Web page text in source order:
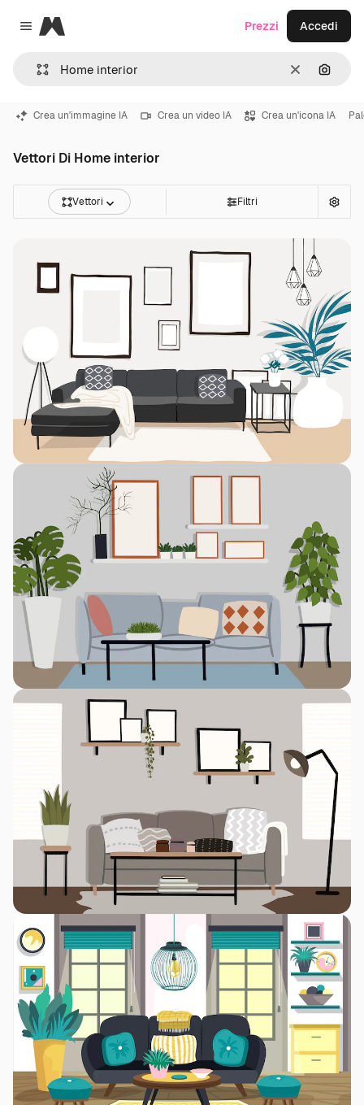
Close menu
Magnific
CancellaCerca
Prezzi Accedi
Crea un'immagine IA Crea un video IA Crea un'icona IA
Vettori Di Home interior
Vettori Filtri